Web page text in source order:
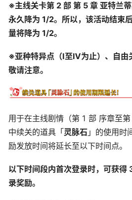
※主线关卡第 2 部 第 5 章 亚特兰
永久降为 1/2。所以，该活动结束
量将降为 1/2。
※亚种特异点（Ⅰ至Ⅳ为止）、自由
敬请注意。
用于在主线剧情（第 1 部 序章至
中续关的道具「灵脉石 」的使用时
励发放时间将延长至以下时间点。
以下时间段内首次登录时，可获得
录奖励。